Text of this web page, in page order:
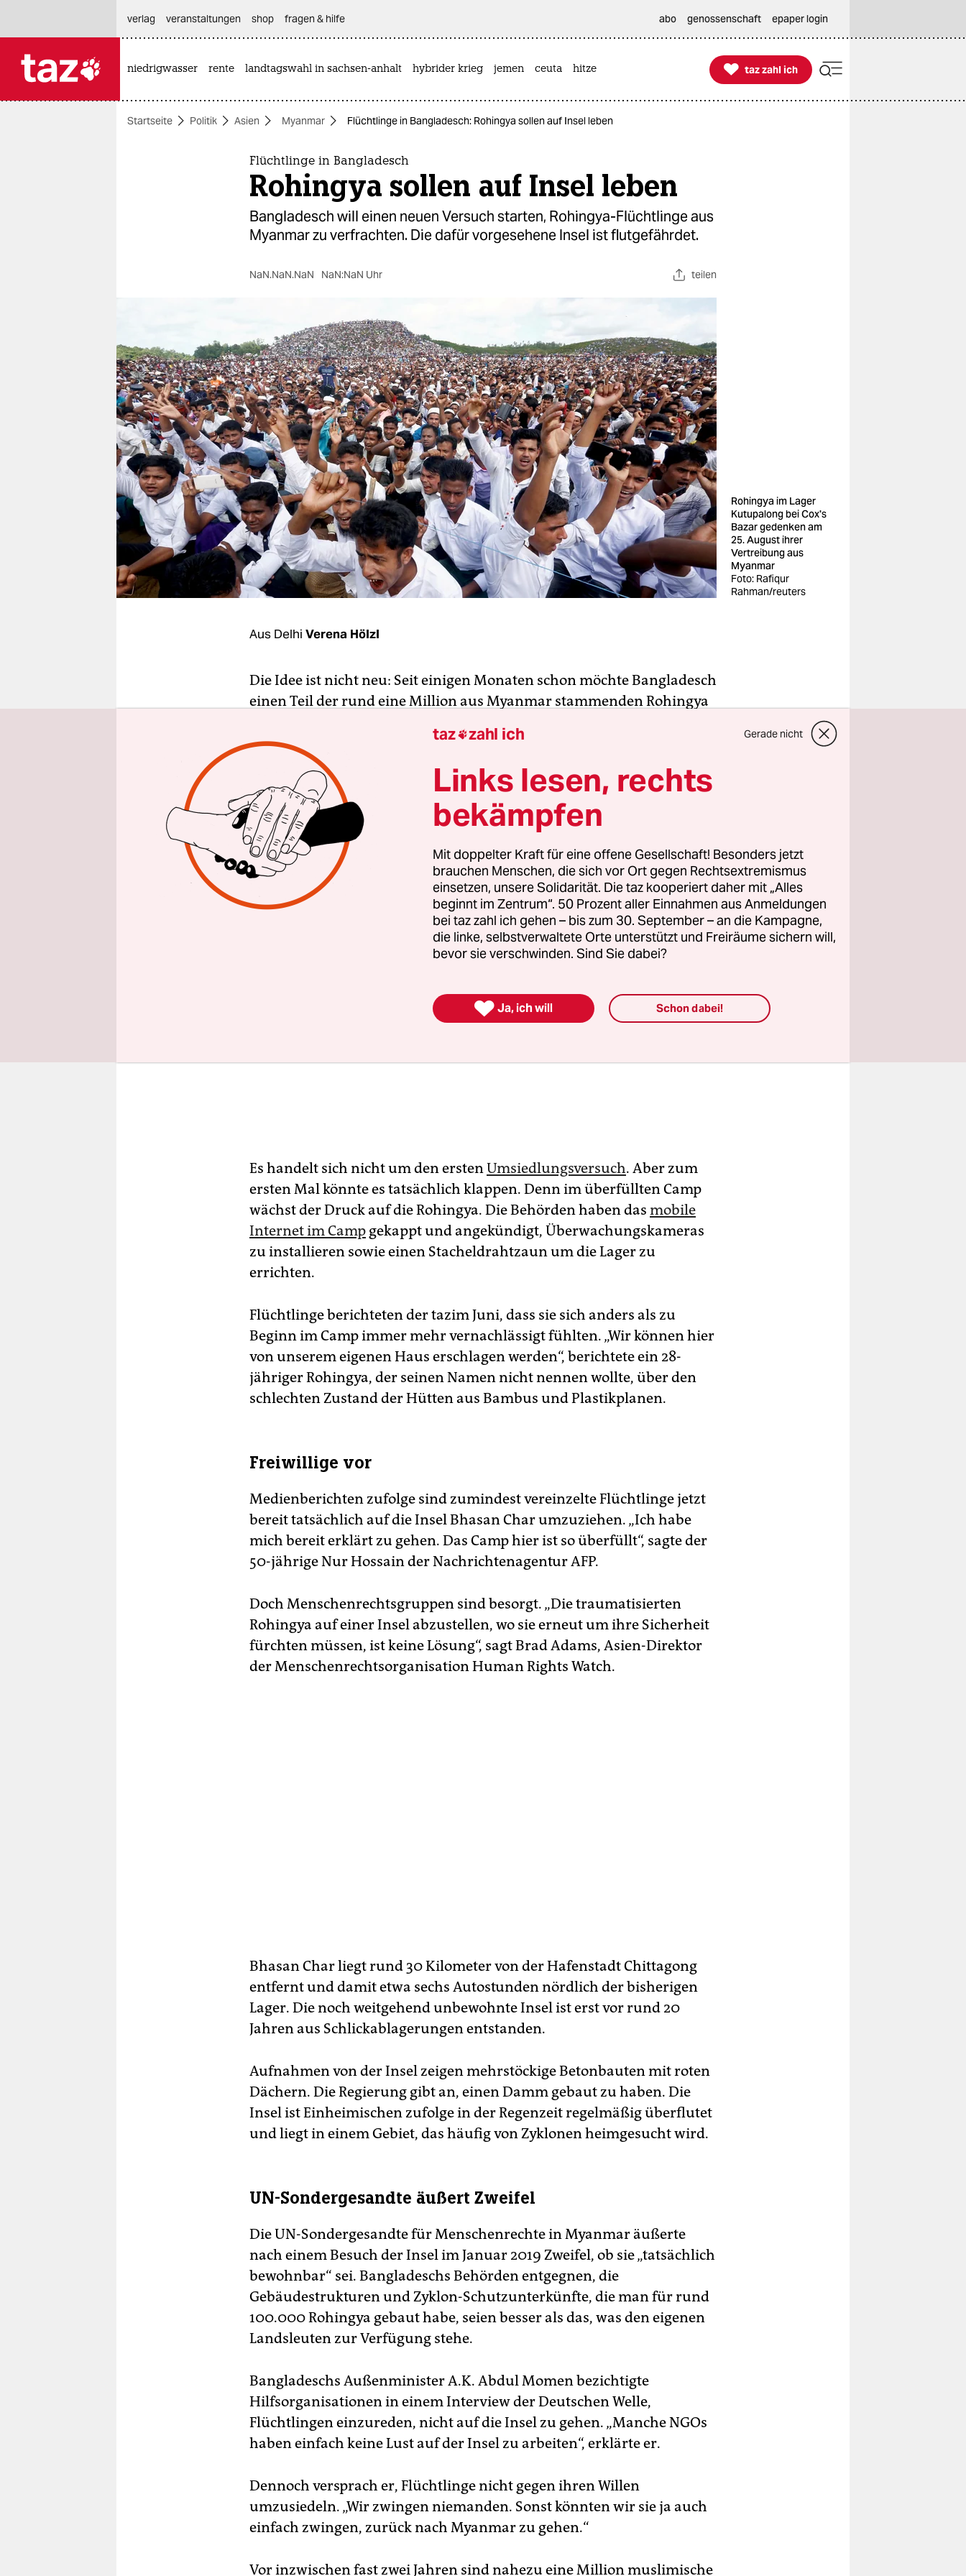
themen
nord
wahrheit
verlag
verlag
veranstaltungen
shop
fragen & hilfe
unterstützen
abo
verlag
veranstaltungen shop fragen & hilfe abo genossenschaft epaper login
niedrigwasser rente landtagswahl in sachsen-anhalt hybrider krieg jemen ceuta hitze 
taz zahl ich
taz zahl ich
Startseite Politik Asien Myanmar Flüchtlinge in Bangladesch: Rohingya sollen auf Insel leben
Flüchtlinge in Bangladesch
Rohingya sollen auf Insel leben
Bangladesch will einen neuen Versuch starten, Rohingya-Flüchtlinge aus
Myanmar zu verfrachten. Die dafür vorgesehene Insel ist flutgefährdet.
NaN.NaN.NaN NaN:NaN Uhr teilen
Rohingya im Lager
Kutupalong bei Cox's
Bazar gedenken am
25. August ihrer
Vertreibung aus
Myanmar
Foto: Rafiqur
Rahman/reuters
Aus Delhi Verena Hölzl
Die Idee ist nicht neu: Seit einigen Monaten schon möchte Bangladesch
einen Teil der rund eine Million aus Myanmar stammenden Rohingya
wurde für Anfang November ein neuer Versuch angekündigt, eine
erste Gruppe von mehreren tausend Flüchtlingen umzusiedeln.
„Wir wollen gut vorbereitet sein und werden deshalb ab dem 1.
November Personal auf die Insel schicken“, sagte Shah Kamal vom
bangladeschischen Ministerium für Katastrophenschutz gegenüber
lokalen Medien.
Es handelt sich nicht um den erstenUmsiedlungsversuch. Aber zum
ersten Mal könnte es tatsächlich klappen. Denn im überfüllten Camp
wächst der Druck auf die Rohingya. Die Behörden haben das mobile
Internet im Camp gekappt und angekündigt, Überwachungskameras
zu installieren sowie einen Stacheldrahtzaun um die Lager zu
errichten.
Flüchtlinge berichteten der tazim Juni, dass sie sich anders als zu
Beginn im Camp immer mehr vernachlässigt fühlten. „Wir können hier
von unserem eigenen Haus erschlagen werden“, berichtete ein 28-
jähriger Rohingya, der seinen Namen nicht nennen wollte, über den
schlechten Zustand der Hütten aus Bambus und Plastikplanen.
Freiwillige vor
Medienberichten zufolge sind zumindest vereinzelte Flüchtlinge jetzt
bereit tatsächlich auf die Insel Bhasan Char umzuziehen. „Ich habe
mich bereit erklärt zu gehen. Das Camp hier ist so überfüllt“, sagte der
50-jährige Nur Hossain der Nachrichtenagentur AFP.
Doch Menschenrechtsgruppen sind besorgt. „Die traumatisierten
Rohingya auf einer Insel abzustellen, wo sie erneut um ihre Sicherheit
fürchten müssen, ist keine Lösung“, sagt Brad Adams, Asien-Direktor
der Menschenrechtsorganisation Human Rights Watch.
Bhasan Char liegt rund 30 Kilometer von der Hafenstadt Chittagong
entfernt und damit etwa sechs Autostunden nördlich der bisherigen
Lager. Die noch weitgehend unbewohnte Insel ist erst vor rund 20
Jahren aus Schlickablagerungen entstanden.
Aufnahmen von der Insel zeigen mehrstöckige Betonbauten mit roten
Dächern. Die Regierung gibt an, einen Damm gebaut zu haben. Die
Insel ist Einheimischen zufolge in der Regenzeit regelmäßig überflutet
und liegt in einem Gebiet, das häufig von Zyklonen heimgesucht wird.
UN-Sondergesandte äußert Zweifel
Die UN-Sondergesandte für Menschenrechte in Myanmar äußerte
nach einem Besuch der Insel im Januar 2019 Zweifel, ob sie „tatsächlich
bewohnbar“ sei. Bangladeschs Behörden entgegnen, die
Gebäudestrukturen und Zyklon-Schutzunterkünfte, die man für rund
100.000 Rohingya gebaut habe, seien besser als das, was den eigenen
Landsleuten zur Verfügung stehe.
Bangladeschs Außenminister A.K. Abdul Momen bezichtigte
Hilfsorganisationen in einem Interview der Deutschen Welle,
Flüchtlingen einzureden, nicht auf die Insel zu gehen. „Manche NGOs
haben einfach keine Lust auf der Insel zu arbeiten“, erklärte er.
Dennoch versprach er, Flüchtlinge nicht gegen ihren Willen
umzusiedeln. „Wir zwingen niemanden. Sonst könnten wir sie ja auch
einfach zwingen, zurück nach Myanmar zu gehen.“
Vor inzwischen fast zwei Jahren sind nahezu eine Million muslimische
taz zahl ich Gerade nicht
Links lesen, rechts
bekämpfen
Mit doppelter Kraft für eine offene Gesellschaft! Besonders jetzt
brauchen Menschen, die sich vor Ort gegen Rechtsextremismus
einsetzen, unsere Solidarität. Die taz kooperiert daher mit „Alles
beginnt im Zentrum“. 50 Prozent aller Einnahmen aus Anmeldungen
bei taz zahl ich gehen – bis zum 30. September – an die Kampagne,
die linke, selbstverwaltete Orte unterstützt und Freiräume sichern will,
bevor sie verschwinden. Sind Sie dabei?
 Ja, ich will Schon dabei!